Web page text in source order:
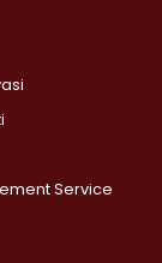
Service